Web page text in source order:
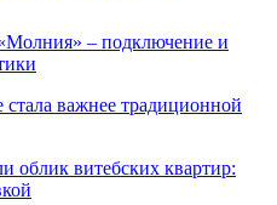
– подключение и
важнее традиционной
облик витебских квартир: